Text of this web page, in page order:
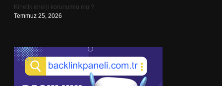
Kinetik enerji korunumlu mu ?
Temmuz 25, 2026